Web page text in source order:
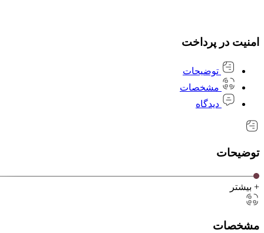
امنیت در پرداخت
توضیحات
مشخصات
دیدگاه
توضیحات
+ بیشتر
مشخصات